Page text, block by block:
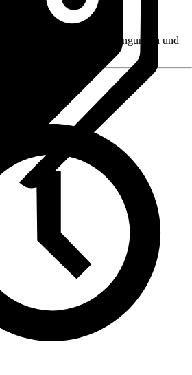
wie z. B. Rückgabebedingungen und
den Verkäufernamen.